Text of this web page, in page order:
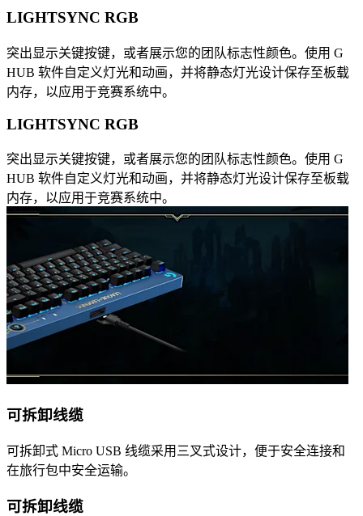
LIGHTSYNC RGB
突出显示关键按键，或者展示您的团队标志性颜色。使用 G
HUB 软件自定义灯光和动画，并将静态灯光设计保存至板载
内存，以应用于竞赛系统中。
LIGHTSYNC RGB
突出显示关键按键，或者展示您的团队标志性颜色。使用 G
HUB 软件自定义灯光和动画，并将静态灯光设计保存至板载
内存，以应用于竞赛系统中。
可拆卸线缆
可拆卸式 Micro USB 线缆采用三叉式设计，便于安全连接和
在旅行包中安全运输。
可拆卸线缆